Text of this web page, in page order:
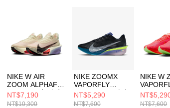
形，恩沛科技股份有限公司將有權停止該用戶之使用額度並
動。
NIKE W AIR
ZOOM ALPHAFLY
NEXT% 3 女 跑步
鞋 FD8315101
NT$7,190
NT$10,300
NIKE ZOOMX
VAPORFLY
NEXT% 4 男 跑步
鞋 HF6414401
NT$5,290
NT$7,600
NIKE W
NEXT%
鞋
NT$7,600